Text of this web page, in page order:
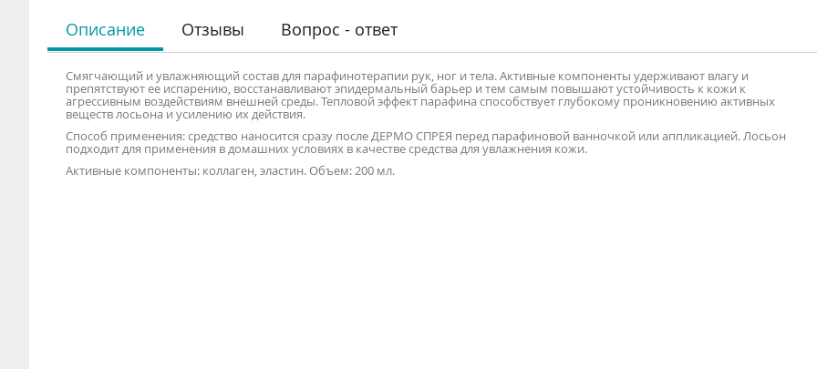
Описание
Смягчающий и увлажняющий состав для парафинотерапии рук, ног и тела. Активные компоненты удерживают влагу и
препятствуют ее испарению, восстанавливают эпидермальный барьер и тем самым повышают устойчивость к кожи к
агрессивным воздействиям внешней среды. Тепловой эффект парафина способствует глубокому проникновению активных
веществ лосьона и усилению их действия.
Способ применения: средство наносится сразу после ДЕРМО СПРЕЯ перед парафиновой ванночкой или аппликацией. Лосьон
подходит для применения в домашних условиях в качестве средства для увлажнения кожи.
Активные компоненты: коллаген, эластин. Объем: 200 мл.
Отзывы Вопрос - ответ